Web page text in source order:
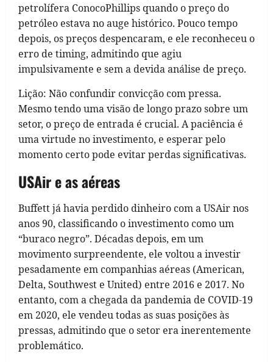
petrolífera ConocoPhillips quando o preço do
petróleo estava no auge histórico. Pouco tempo
depois, os preços despencaram, e ele reconheceu o
erro de timing, admitindo que agiu
impulsivamente e sem a devida análise de preço.
Lição: Não confundir convicção com pressa.
Mesmo tendo uma visão de longo prazo sobre um
setor, o preço de entrada é crucial. A paciência é
uma virtude no investimento, e esperar pelo
momento certo pode evitar perdas significativas.
USAir e as aéreas
Buffett já havia perdido dinheiro com a USAir nos
anos 90, classificando o investimento como um
“buraco negro”. Décadas depois, em um
movimento surpreendente, ele voltou a investir
pesadamente em companhias aéreas (American,
Delta, Southwest e United) entre 2016 e 2017. No
entanto, com a chegada da pandemia de COVID-19
em 2020, ele vendeu todas as suas posições às
pressas, admitindo que o setor era inerentemente
problemático.